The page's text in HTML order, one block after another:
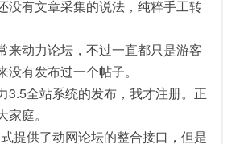
没有文章采集的说法，纯粹手工转
动力论坛，不过一直都只是游客
没有发布过一个帖子。
全站系统的发布，我才注册。正
庭。
供了动网论坛的整合接口，但是